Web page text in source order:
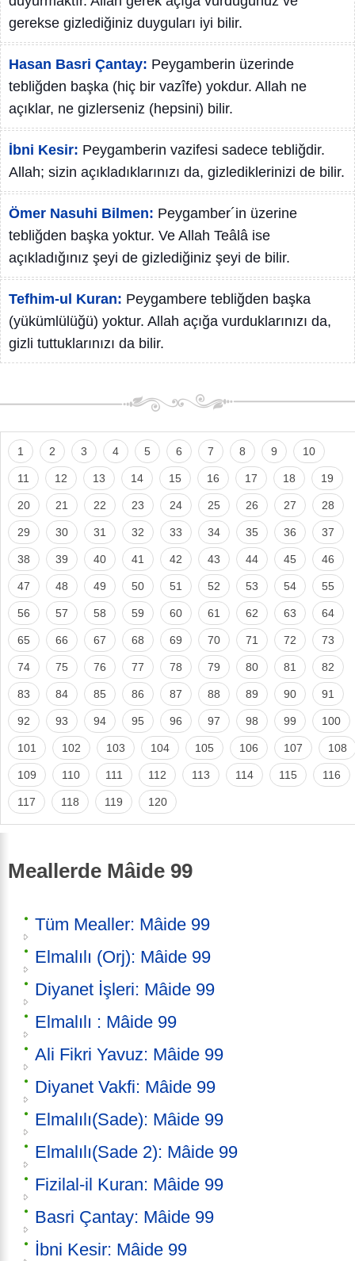
gerekse gizlediğiniz duyguları iyi bilir.
Hasan Basri Çantay: Peygamberin üzerinde
tebliğden başka (hiç bir vazîfe) yokdur. Allah ne
açıklar, ne gizlerseniz (hepsini) bilir.
İbni Kesir: Peygamberin vazifesi sadece tebliğdir.
Allah; sizin açıkladıklarınızı da, gizlediklerinizi de bilir.
Ömer Nasuhi Bilmen: Peygamber´in üzerine
tebliğden başka yoktur. Ve Allah Teâlâ ise
açıkladığınız şeyi de gizlediğiniz şeyi de bilir.
Tefhim-ul Kuran: Peygambere tebliğden başka
(yükümlülüğü) yoktur. Allah açığa vurduklarınızı da,
gizli tuttuklarınızı da bilir.
1 2 3 4 5 6 7 8 9 10
11 12 13 14 15 16 17 18 19
20 21 22 23 24 25 26 27 28
29 30 31 32 33 34 35 36 37
38 39 40 41 42 43 44 45 46
47 48 49 50 51 52 53 54 55
56 57 58 59 60 61 62 63 64
65 66 67 68 69 70 71 72 73
74 75 76 77 78 79 80 81 82
83 84 85 86 87 88 89 90 91
92 93 94 95 96 97 98 99 100
101 102 103 104 105 106 107 108
109 110 111 112 113 114 115 116
117 118 119 120
Meallerde Mâide 99
Tüm Mealler: Mâide 99
Elmalılı (Orj): Mâide 99
Diyanet İşleri: Mâide 99
Elmalılı : Mâide 99
Ali Fikri Yavuz: Mâide 99
Diyanet Vakfi: Mâide 99
Elmalılı(Sade): Mâide 99
Elmalılı(Sade 2): Mâide 99
Fizilal-il Kuran: Mâide 99
Basri Çantay: Mâide 99
İbni Kesir: Mâide 99